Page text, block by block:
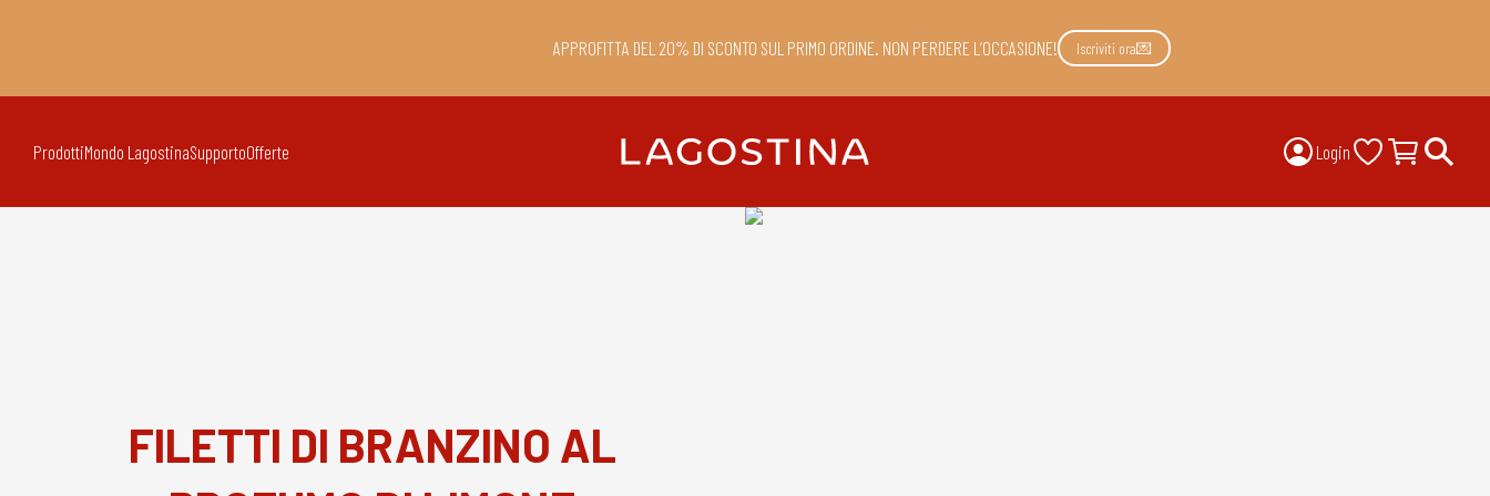
APPROFITTA DEL 20% DI SCONTO SUL PRIMO ORDINE. NON PERDERE L’OCCASIONE! Iscriviti ora💌
ProdottiMondo LagostinaSupportoOfferte Login
FILETTI DI BRANZINO AL